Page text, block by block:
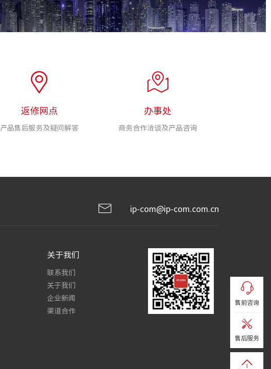
返修网点
产品售后服务及疑问解答
办事处
商务合作洽谈及产品咨询
ip-com@ip-com.com.cn
关于我们
联系我们
关于我们
企业新闻
渠道合作
售前咨询
售后服务